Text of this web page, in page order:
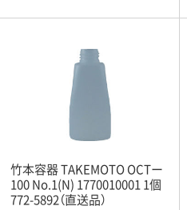
竹本容器 TAKEMOTO OCTー
100 No.1(N) 1770010001 1個
772-5892（直送品）